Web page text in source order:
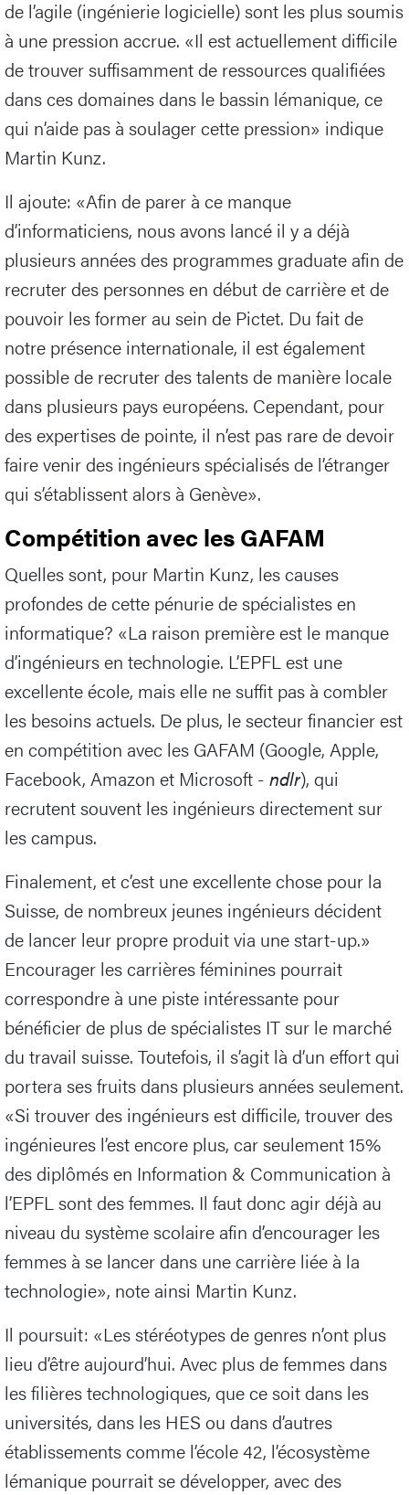
de l’agile (ingénierie logicielle) sont les plus soumis
à une pression accrue. «Il est actuellement difficile
de trouver suffisamment de ressources qualifiées
dans ces domaines dans le bassin lémanique, ce
qui n’aide pas à soulager cette pression» indique
Martin Kunz.
Il ajoute: «Afin de parer à ce manque
d’informaticiens, nous avons lancé il y a déjà
plusieurs années des programmes graduate afin de
recruter des personnes en début de carrière et de
pouvoir les former au sein de Pictet. Du fait de
notre présence internationale, il est également
possible de recruter des talents de manière locale
dans plusieurs pays européens. Cependant, pour
des expertises de pointe, il n’est pas rare de devoir
faire venir des ingénieurs spécialisés de l’étranger
qui s’établissent alors à Genève».
Compétition avec les GAFAM
Quelles sont, pour Martin Kunz, les causes
profondes de cette pénurie de spécialistes en
informatique? «La raison première est le manque
d’ingénieurs en technologie. L’EPFL est une
excellente école, mais elle ne suffit pas à combler
les besoins actuels. De plus, le secteur financier est
en compétition avec les GAFAM (Google, Apple,
Facebook, Amazon et Microsoft - ndlr), qui
recrutent souvent les ingénieurs directement sur
les campus.
Finalement, et c’est une excellente chose pour la
Suisse, de nombreux jeunes ingénieurs décident
de lancer leur propre produit via une start-up.»
Encourager les carrières féminines pourrait
correspondre à une piste intéressante pour
bénéficier de plus de spécialistes IT sur le marché
du travail suisse. Toutefois, il s’agit là d’un effort qui
portera ses fruits dans plusieurs années seulement.
«Si trouver des ingénieurs est difficile, trouver des
ingénieures l’est encore plus, car seulement 15%
des diplômés en Information & Communication à
l’EPFL sont des femmes. Il faut donc agir déjà au
niveau du système scolaire afin d’encourager les
femmes à se lancer dans une carrière liée à la
technologie», note ainsi Martin Kunz.
Il poursuit: «Les stéréotypes de genres n’ont plus
lieu d’être aujourd’hui. Avec plus de femmes dans
les filières technologiques, que ce soit dans les
universités, dans les HES ou dans d’autres
établissements comme l’école 42, l’écosystème
lémanique pourrait se développer, avec des